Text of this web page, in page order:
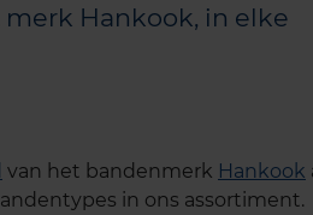
Hankook, in elke
van het bandenmerk Hankook
in ons assortiment.